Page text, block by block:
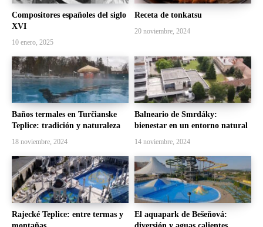
Compositores españoles del siglo
XVI
10 enero, 2025
Receta de tonkatsu
20 noviembre, 2024
Baños termales en Turčianske
Teplice: tradición y naturaleza
18 noviembre, 2024
Balneario de Smrdáky:
bienestar en un entorno natural
14 noviembre, 2024
Rajecké Teplice: entre termas y
El aquapark de Bešeňová: